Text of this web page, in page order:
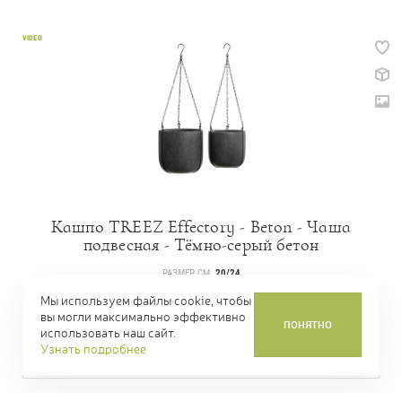
VIDEO
Кашпо TREEZ Effectory - Beton - Чаша
подвесная - Тёмно-серый бетон
РАЗМЕР СМ. 20/24
АРТИКУЛ41.33-02-22-075-GR
ЦЕНА2 650,00 Р.
Мы используем файлы cookie, чтобы
вы могли максимально эффективно
использовать наш сайт.
Узнать подробнее
ПОНЯТНО